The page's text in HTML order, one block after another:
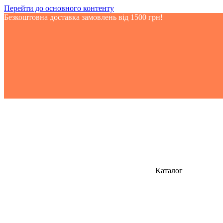
Перейти до основного контенту
Безкоштовна доставка замовлень від 1500 грн!
Каталог